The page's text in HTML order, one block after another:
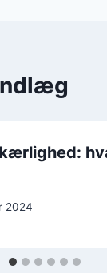
2024